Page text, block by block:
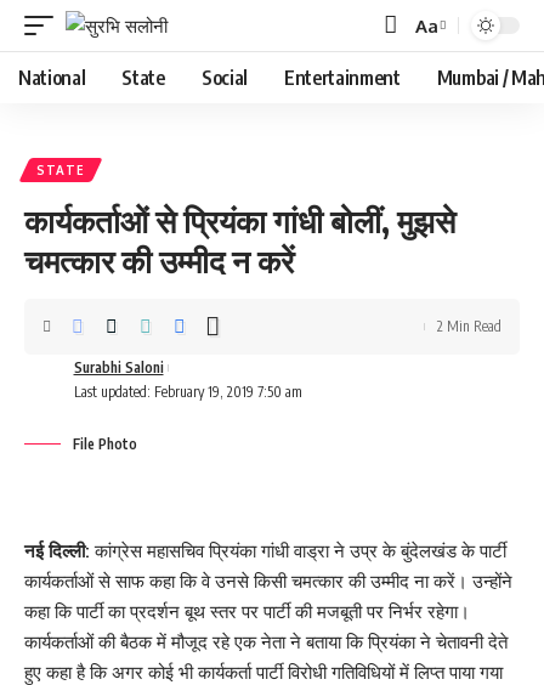
Font
Resizer
Aa
National State Social Entertainment Mumbai /
STATE
कार्यकर्ताओं से प्रियंका गांधी बोलीं, मुझसे
चमत्‍कार की उम्‍मीद न करें
Last updated: February 19, 2019 7:50 am
Surabhi Saloni
2 Min Read
File Photo
नई दिल्ली:कांग्रेस महासचिव प्रियंका गांधी वाड्रा ने उप्र के बुंदेलखंड के पार्टी
कार्यकर्ताओं से साफ कहा कि वे उनसे किसी चमत्कार की उम्मीद ना करें। उन्होंने
कहा कि पार्टी का प्रदर्शन बूथ स्तर पर पार्टी की मजबूती पर निर्भर रहेगा।
कार्यकर्ताओं की बैठक में मौजूद रहे एक नेता ने बताया कि प्रियंका ने चेतावनी देते
हुए कहा है कि अगर कोई भी कार्यकर्ता पार्टी विरोधी गतिविधियों में लिप्त पाया गया